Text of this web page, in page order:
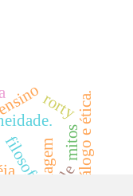
filosofia. diálogo e ética.
imagem
rorty
mitos
pde